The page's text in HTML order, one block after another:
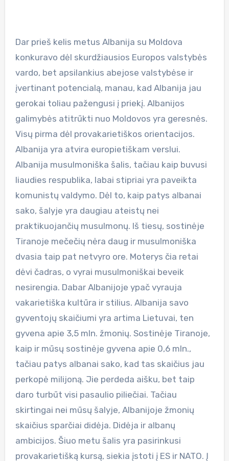
Dar prieš kelis metus Albanija su Moldova
konkuravo dėl skurdžiausios Europos valstybės
vardo, bet apsilankius abejose valstybėse ir
įvertinant potencialą, manau, kad Albanija jau
gerokai toliau pažengusi į priekį. Albanijos
galimybės atitrūkti nuo Moldovos yra geresnės.
Visų pirma dėl provakarietiškos orientacijos.
Albanija yra atvira europietiškam verslui.
Albanija musulmoniška šalis, tačiau kaip buvusi
liaudies respublika, labai stipriai yra paveikta
komunistų valdymo. Dėl to, kaip patys albanai
sako, šalyje yra daugiau ateistų nei
praktikuojančių musulmonų. Iš tiesų, sostinėje
Tiranoje mečečių nėra daug ir musulmoniška
dvasia taip pat netvyro ore. Moterys čia retai
dėvi čadras, o vyrai musulmoniškai beveik
nesirengia. Dabar Albanijoje ypač vyrauja
vakarietiška kultūra ir stilius. Albanija savo
gyventojų skaičiumi yra artima Lietuvai, ten
gyvena apie 3,5 mln. žmonių. Sostinėje Tiranoje,
kaip ir mūsų sostinėje gyvena apie 0,6 mln.,
tačiau patys albanai sako, kad tas skaičius jau
perkopė milijoną. Jie perdeda aišku, bet taip
daro turbūt visi pasaulio piliečiai. Tačiau
skirtingai nei mūsų šalyje, Albanijoje žmonių
skaičius sparčiai didėja. Didėja ir albanų
ambicijos. Šiuo metu šalis yra pasirinkusi
provakarietišką kursą, siekia įstoti į ES ir NATO. Į